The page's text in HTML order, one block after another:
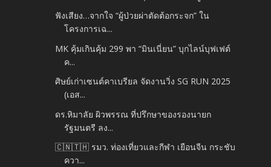
ฟังเสียง…จากใจ “ผู้ป่วยผ่าตัดต้อกระจก” ใน
โครงการเฉ...
MK คุ้มเกินคุ้ม 299 พา “มินเนี่ยน” บุกไลน์บุฟเฟต์
ค...
ศิษย์เก่าเซนต์คาเบรียล จัดงานวิ่ง SG RUN 2025
(เอส...
ดร.หิมาลัย ผิวพรรณ ที่ปรึกษาของรองนายก
รัฐมนตรี ลง...
🇨🇳🇹🇭 รมว. ท่องเที่ยวและกีฬา เยือนจีน กระชับ
ควา...